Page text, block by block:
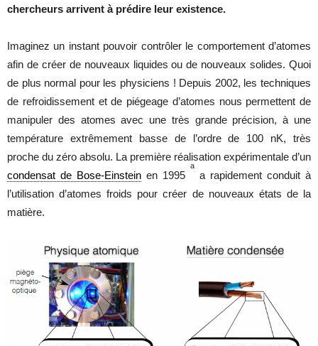
chercheurs arrivent à prédire leur existence.
Imaginez un instant pouvoir contrôler le comportement d’atomes
afin de créer de nouveaux liquides ou de nouveaux solides. Quoi
de plus normal pour les physiciens ! Depuis 2002, les techniques
de refroidissement et de piégeage d’atomes nous permettent de
manipuler des atomes avec une très grande précision, à une
température extrêmement basse de l’ordre de 100 nK, très
proche du zéro absolu. La première réalisation expérimentale d’un
condensat de Bose-Einstein en 1995
a
a rapidement conduit à
l’utilisation d’atomes froids pour créer de nouveaux états de la
matière.